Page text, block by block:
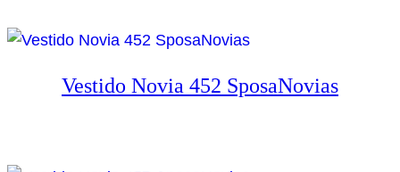
Vestido Novia 452 SposaNovias